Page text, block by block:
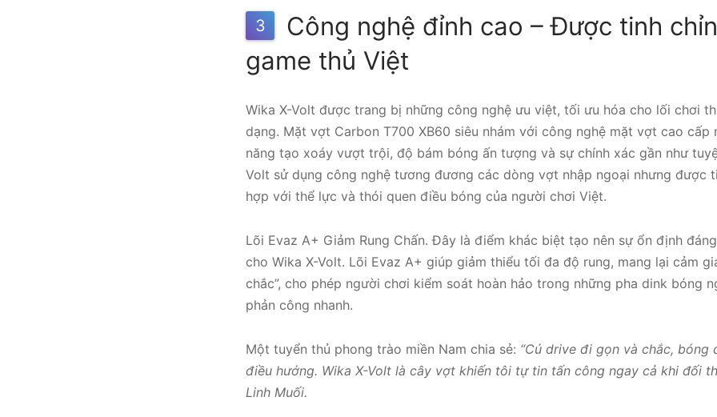
3
Công nghệ đỉnh cao – Được tinh
game thủ Việt
Wika X-Volt được trang bị những công nghệ ưu việt, tối ưu hóa cho lối chơi
dạng. Mặt vợt Carbon T700 XB60 siêu nhám với công nghệ mặt vợt cao cấp
năng tạo xoáy vượt trội, độ bám bóng ấn tượng và sự chính xác gần như
Volt sử dụng công nghệ tương đương các dòng vợt nhập ngoại nhưng được
hợp với thể lực và thói quen điều bóng của người chơi Việt.
Lõi Evaz A+ Giảm Rung Chấn. Đây là điểm khác biệt tạo nên sự ổn định
cho Wika X-Volt. Lõi Evaz A+ giúp giảm thiểu tối đa độ rung, mang lại cảm
chắc”, cho phép người chơi kiểm soát hoàn hảo trong những pha dink bóng
phản công nhanh.
Một tuyển thủ phong trào miền Nam chia sẻ: “Cú drive đi gọn và chắc, bóng
điều hướng. Wika X-Volt là cây vợt khiến tôi tự tin tấn công ngay cả khi đối
Linh Muối.